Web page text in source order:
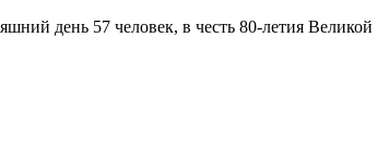
день 57 человек, в честь 80-летия Великой